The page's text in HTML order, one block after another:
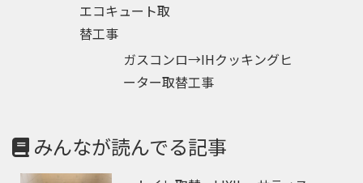
エコキュート取
替工事
ガスコンロ→IHクッキングヒ
ーター取替工事
みんなが読んでる記事